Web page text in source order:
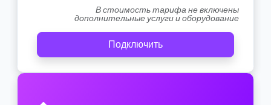
В стоимость тарифа не включены
дополнительные услуги и оборудование
Подключить